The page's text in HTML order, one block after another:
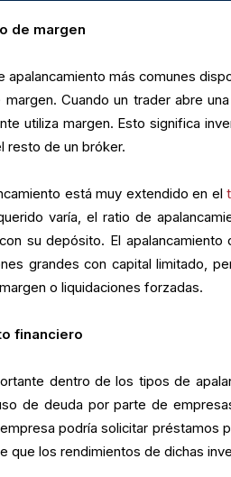
de margen
apalancamiento más comunes
margen. Cuando un trader abre
utiliza margen. Esto significa
resto de un bróker.
está muy extendido en el
varía, el ratio de
su depósito. El
grandes con capital limitado,
o liquidaciones forzadas.
financiero
dentro de los tipos de
de deuda por parte de
podría solicitar préstamos
que los rendimientos de dichas